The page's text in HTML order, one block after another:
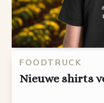
FOODTRUCK
Nieuwe shirts